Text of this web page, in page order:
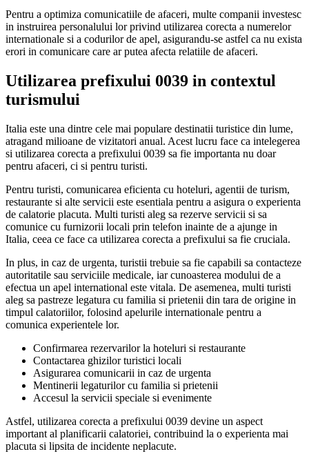
Pentru a optimiza comunicatiile de afaceri, multe companii investesc
in instruirea personalului lor privind utilizarea corecta a numerelor
internationale si a codurilor de apel, asigurandu-se astfel ca nu exista
erori in comunicare care ar putea afecta relatiile de afaceri.
Utilizarea prefixului 0039 in contextul
turismului
Italia este una dintre cele mai populare destinatii turistice din lume,
atragand milioane de vizitatori anual. Acest lucru face ca intelegerea
si utilizarea corecta a prefixului 0039 sa fie importanta nu doar
pentru afaceri, ci si pentru turisti.
Pentru turisti, comunicarea eficienta cu hoteluri, agentii de turism,
restaurante si alte servicii este esentiala pentru a asigura o experienta
de calatorie placuta. Multi turisti aleg sa rezerve servicii si sa
comunice cu furnizorii locali prin telefon inainte de a ajunge in
Italia, ceea ce face ca utilizarea corecta a prefixului sa fie cruciala.
In plus, in caz de urgenta, turistii trebuie sa fie capabili sa contacteze
autoritatile sau serviciile medicale, iar cunoasterea modului de a
efectua un apel international este vitala. De asemenea, multi turisti
aleg sa pastreze legatura cu familia si prietenii din tara de origine in
timpul calatoriilor, folosind apelurile internationale pentru a
comunica experientele lor.
Confirmarea rezervarilor la hoteluri si restaurante
Contactarea ghizilor turistici locali
Asigurarea comunicarii in caz de urgenta
Mentinerii legaturilor cu familia si prietenii
Accesul la servicii speciale si evenimente
Astfel, utilizarea corecta a prefixului 0039 devine un aspect
important al planificarii calatoriei, contribuind la o experienta mai
placuta si lipsita de incidente neplacute.